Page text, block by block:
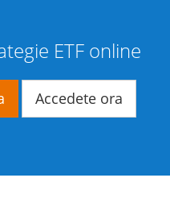
ETF online
Accedete ora